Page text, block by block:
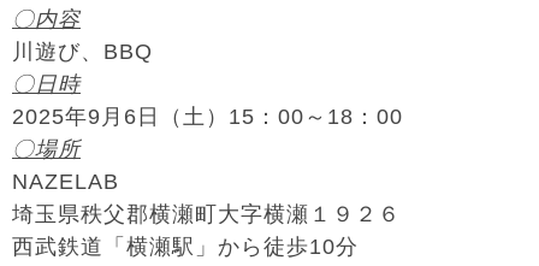
〇内容
川遊び、BBQ
〇日時
2025年9月6日（土）15：00～18：00
〇場所
NAZELAB
埼玉県秩父郡横瀬町大字横瀬１９２６
西武鉄道「横瀬駅」から徒歩10分